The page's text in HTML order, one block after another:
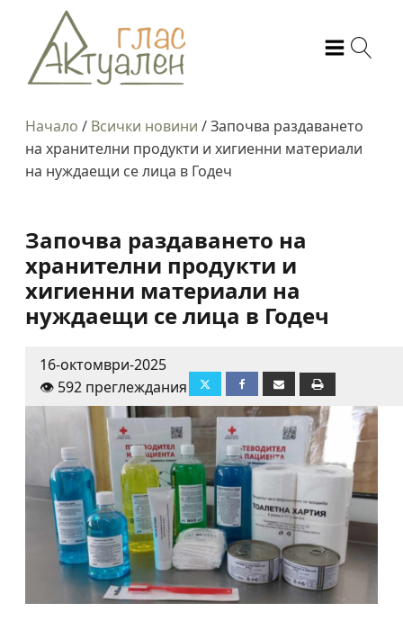
Начало / Всички новини /Започва раздаването
на хранителни продукти и хигиенни материали
на нуждаещи се лица в Годеч
Започва раздаването на
хранителни продукти и
хигиенни материали на
нуждаещи се лица в Годеч
16-октомври-2025
👁️ 592 преглеждания